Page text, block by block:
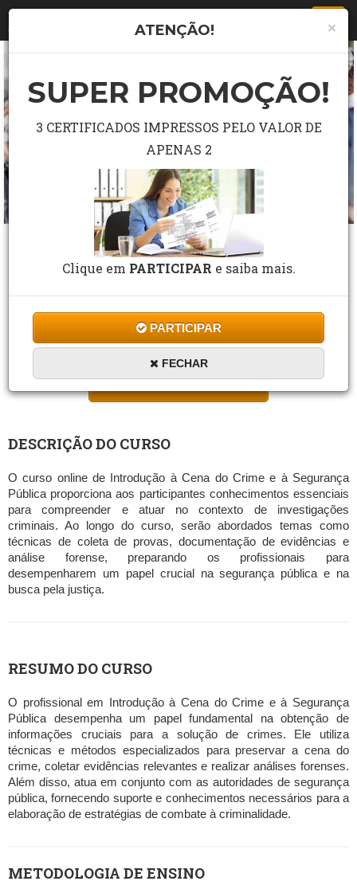
CURSO GRÁTIS DE INTRODUÇÃO À CENA
DO CRIME E À SEGURANÇA PÚBLICA
5 Estrelas de 143 Avaliações
CF Cursos Cursos
10 a 30 horas
DESCRIÇÃO DO CURSO
O curso online de Introdução à Cena do Crime e à Segurança
Pública proporciona aos participantes conhecimentos essenciais
para compreender e atuar no contexto de investigações
criminais. Ao longo do curso, serão abordados temas como
técnicas de coleta de provas, documentação de evidências e
análise forense, preparando os profissionais para
desempenharem um papel crucial na segurança pública e na
busca pela justiça.
RESUMO DO CURSO
O profissional em Introdução à Cena do Crime e à Segurança
Pública desempenha um papel fundamental na obtenção de
informações cruciais para a solução de crimes. Ele utiliza
técnicas e métodos especializados para preservar a cena do
crime, coletar evidências relevantes e realizar análises forenses.
Além disso, atua em conjunto com as autoridades de segurança
pública, fornecendo suporte e conhecimentos necessários para a
elaboração de estratégias de combate à criminalidade.
METODOLOGIA DE ENSINO
×
ATENÇÃO!
SUPER PROMOÇÃO!
3 CERTIFICADOS IMPRESSOS PELO VALOR DE
APENAS 2
Clique em PARTICIPAR e saiba mais.
PARTICIPAR
FECHAR